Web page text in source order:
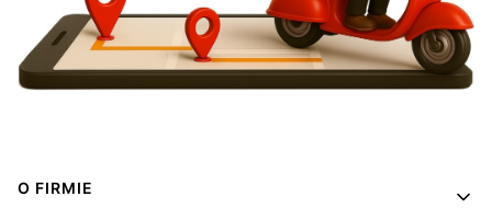
Linki w stopce
O FIRMIE